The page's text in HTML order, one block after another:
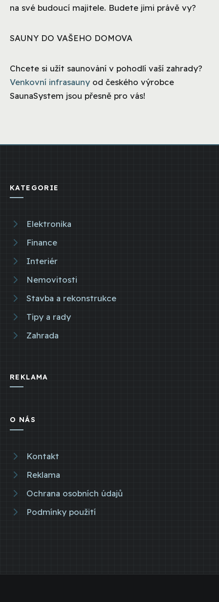
na své budoucí majitele. Budete jimi právě vy?
SAUNY DO VAŠEHO DOMOVA
Chcete si užít saunování v pohodlí vaší zahrady?
Venkovní infrasauny od českého výrobce
SaunaSystem jsou přesně pro vás!
KATEGORIE
Elektronika
Finance
Interiér
Nemovitosti
Stavba a rekonstrukce
Tipy a rady
Zahrada
REKLAMA
O NÁS
Kontakt
Reklama
Ochrana osobních údajů
Podmínky použití